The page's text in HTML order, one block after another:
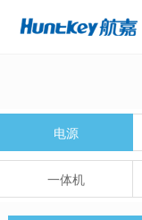
电源
一体机